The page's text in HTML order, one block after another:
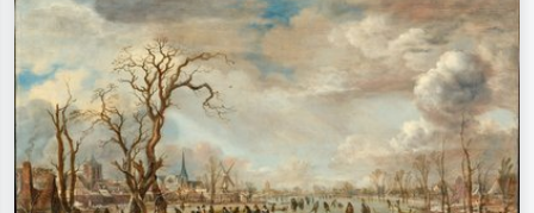
impressionnisme, vague de Hokusai,
nu.
tableau sombre, nu debout près d'un
arbre.